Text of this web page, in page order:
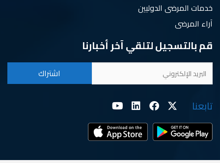
خدمات المرضى الدوليين
آراء المرضى
قم بالتسجيل لتلقي آخر أخبارنا
تابعنا